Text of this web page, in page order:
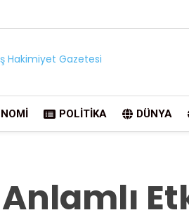
POLITIKA DÜNYA